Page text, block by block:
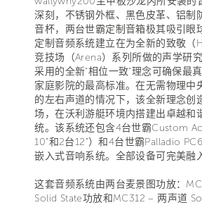
深刻，不锈钢外框、黑色皮革、铝制
音杯，两台世霸定制音箱极其吸引眼
定制音频系统建立在为全新的致敬（
竞技场（Arena）系列所做的声学研
采用的全新“相位一致”理念可确保最
家庭影院的最高标准。在无需物理中
的左右声道的情况下，该全新理念创
场，在沃利游艇环境内搭建出卓越和
统。该系统还包含4台世霸Custom
10”和2台12”）和4台世霸Palladio
嵌入式音响系统。全部设备可完美融
这套音频系统由两台麦景图功放：
Solid State功放和MC312 – 两声道